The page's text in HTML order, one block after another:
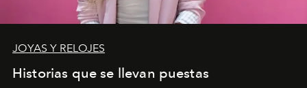
JOYAS Y RELOJES
Historias que se llevan puestas